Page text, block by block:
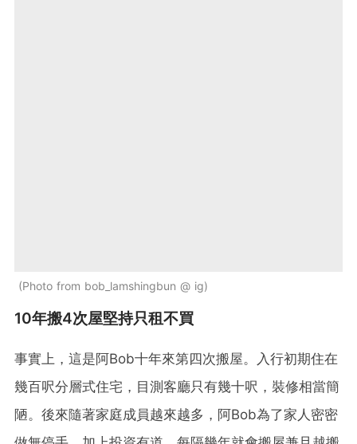
Photo from bob_lamshingbun @ ig
10年搬4次屋堅持只租不買
事實上，這是阿Bob十年來第四次搬屋。入行初期住在
幾百呎分層式住宅，目測客廳只有幾十呎，裝修相當簡
陋。後來隨著家庭成員越來越多，阿Bob為了家人密密